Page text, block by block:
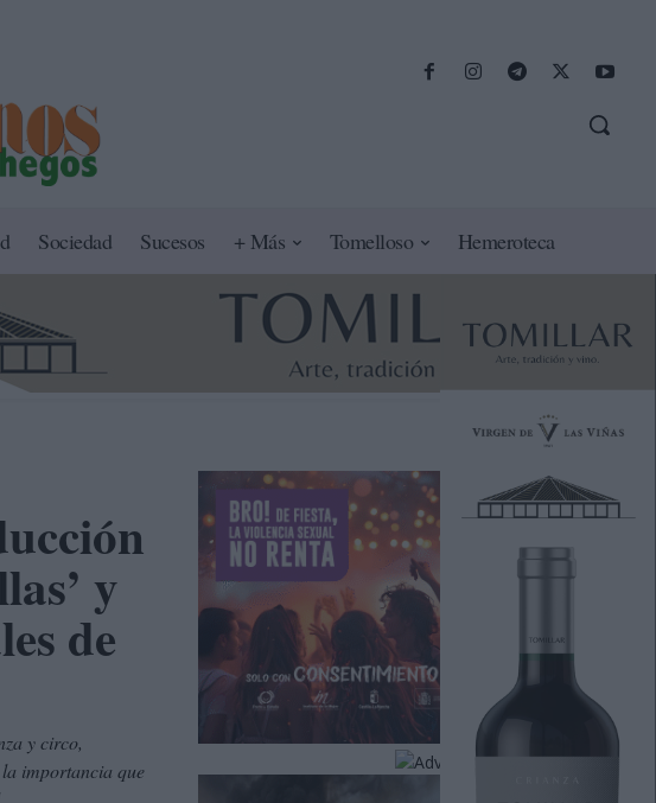
Sociedad Sucesos + Más Tomelloso Hemeroteca
y
de
y circo,
la importancia que